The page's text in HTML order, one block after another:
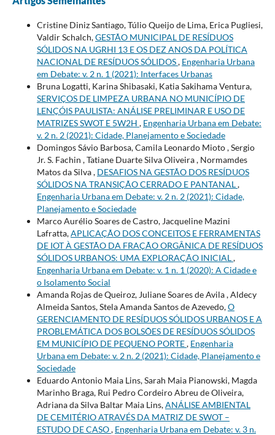
Cristine Diniz Santiago, Túlio Queijo de Lima, Erica Pugliesi,
Valdir Schalch,GESTÃO MUNICIPAL DE RESÍDUOS
SÓLIDOS NA UGRHI 13 E OS DEZ ANOS DA POLÍTICA
NACIONAL DE RESÍDUOS SÓLIDOS, Engenharia Urbana
em Debate: v. 2 n. 1 (2021): Interfaces Urbanas
Bruna Logatti, Karina Shibasaki, Katia Sakihama Ventura,
SERVIÇOS DE LIMPEZA URBANA NO MUNICÍPIO DE
LENÇÓIS PAULISTA: ANÁLISE PRELIMINAR E USO DE
MATRIZES SWOT E 5W2H , Engenharia Urbana em Debate:
v. 2 n. 2 (2021): Cidade, Planejamento e Sociedade
Domingos Sávio Barbosa, Camila Leonardo Mioto , Sergio
Jr. S. Fachin , Tatiane Duarte Silva Oliveira , Normamdes
Matos da Silva , DESAFIOS NA GESTÃO DOS RESÍDUOS
SÓLIDOS NA TRANSIÇÃO CERRADO E PANTANAL,
Engenharia Urbana em Debate: v. 2 n. 2 (2021): Cidade,
Planejamento e Sociedade
Marco Aurélio Soares de Castro, Jacqueline Mazini
Lafratta,APLICAÇÃO DOS CONCEITOS E FERRAMENTAS
DE IOT À GESTÃO DA FRAÇÃO ORGÂNICA DE RESÍDUOS
SÓLIDOS URBANOS: UMA EXPLORAÇÃO INICIAL,
Engenharia Urbana em Debate: v. 1 n. 1 (2020): A Cidade e
o Isolamento Social
Amanda Rojas de Queiroz, Juliane Soares de Avila , Aldecy
Almeida Santos, Stela Amanda Santos de Azevedo,O
GERENCIAMENTO DE RESÍDUOS SÓLIDOS URBANOS E A
PROBLEMÁTICA DOS BOLSÕES DE RESÍDUOS SÓLIDOS
EM MUNICÍPIO DE PEQUENO PORTE, Engenharia
Urbana em Debate: v. 2 n. 2 (2021): Cidade, Planejamento e
Sociedade
Eduardo Antonio Maia Lins, Sarah Maia Pianowski, Magda
Marinho Braga, Rui Pedro Cordeiro Abreu de Oliveira,
Adriana da Silva Baltar Maia Lins,ANÁLISE AMBIENTAL
DE CEMITÉRIO ATRAVÉS DA MATRIZ DE SWOT –
ESTUDO DE CASO, Engenharia Urbana em Debate: v. 3 n.